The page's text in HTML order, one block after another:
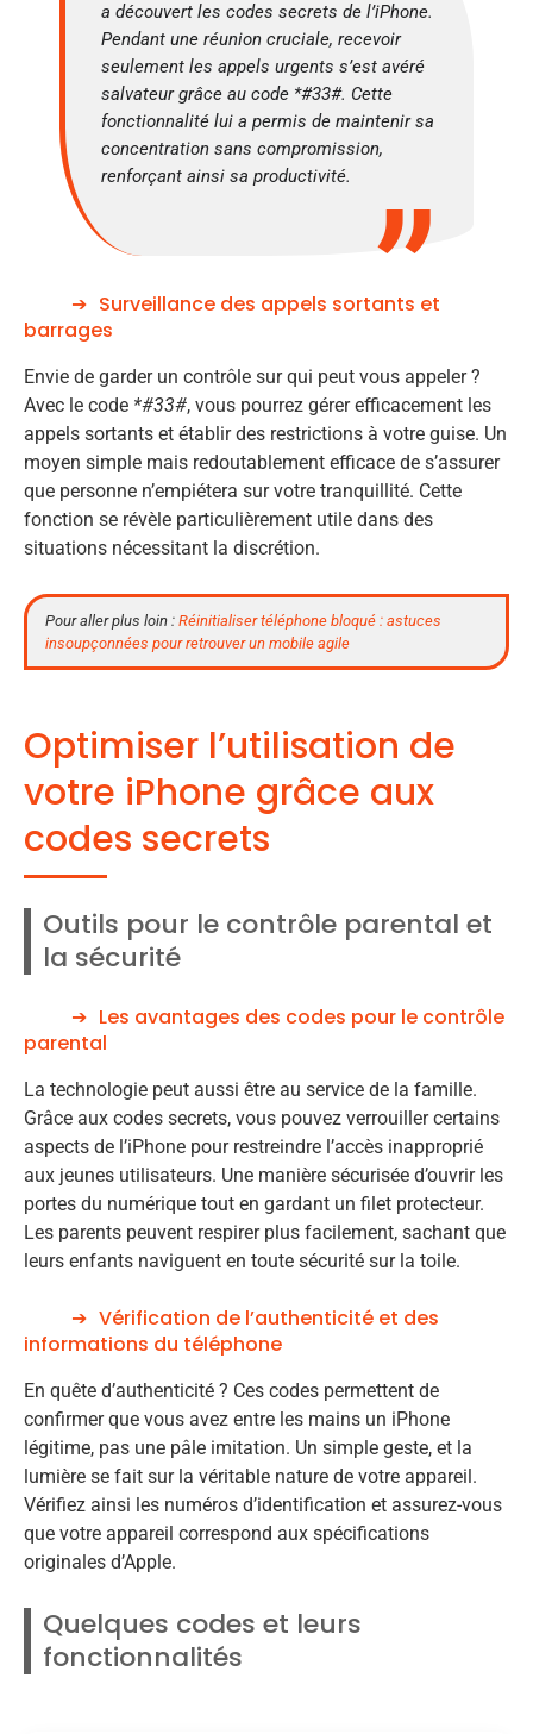
a découvert les codes secrets de l’iPhone.
Pendant une réunion cruciale, recevoir
seulement les appels urgents s’est avéré
salvateur grâce au code *#33#. Cette
fonctionnalité lui a permis de maintenir sa
concentration sans compromission,
renforçant ainsi sa productivité.
Surveillance des appels sortants et
barrages
Envie de garder un contrôle sur qui peut vous appeler ?
Avec le code *#33#, vous pourrez gérer efficacement les
appels sortants et établir des restrictions à votre guise. Un
moyen simple mais redoutablement efficace de s’assurer
que personne n’empiétera sur votre tranquillité. Cette
fonction se révèle particulièrement utile dans des
situations nécessitant la discrétion.
Pour aller plus loin : Réinitialiser téléphone bloqué : astuces
insoupçonnées pour retrouver un mobile agile
Optimiser l’utilisation de
votre iPhone grâce aux
codes secrets
Outils pour le contrôle parental et
la sécurité
Les avantages des codes pour le contrôle
parental
La technologie peut aussi être au service de la famille.
Grâce aux codes secrets, vous pouvez verrouiller certains
aspects de l’iPhone pour restreindre l’accès inapproprié
aux jeunes utilisateurs. Une manière sécurisée d’ouvrir les
portes du numérique tout en gardant un filet protecteur.
Les parents peuvent respirer plus facilement, sachant que
leurs enfants naviguent en toute sécurité sur la toile.
Vérification de l’authenticité et des
informations du téléphone
En quête d’authenticité ? Ces codes permettent de
confirmer que vous avez entre les mains un iPhone
légitime, pas une pâle imitation. Un simple geste, et la
lumière se fait sur la véritable nature de votre appareil.
Vérifiez ainsi les numéros d’identification et assurez-vous
que votre appareil correspond aux spécifications
originales d’Apple.
Quelques codes et leurs
fonctionnalités